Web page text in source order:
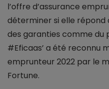
l’offre d’assurance
déterminer si elle répond
des garanties comme du
#Eficaas’ a été reconnu
emprunteur 2022 par le
Fortune.